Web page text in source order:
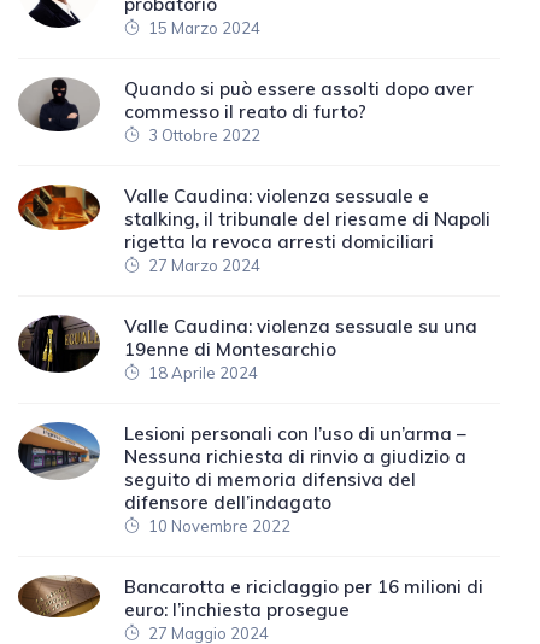
15 Marzo 2024
Quando si può essere assolti dopo aver
commesso il reato di furto?
3 Ottobre 2022
Valle Caudina: violenza sessuale e
stalking, il tribunale del riesame di Napoli
rigetta la revoca arresti domiciliari
27 Marzo 2024
Valle Caudina: violenza sessuale su una
19enne di Montesarchio
18 Aprile 2024
Lesioni personali con l’uso di un’arma –
Nessuna richiesta di rinvio a giudizio a
seguito di memoria difensiva del
difensore dell’indagato
10 Novembre 2022
Bancarotta e riciclaggio per 16 milioni di
euro: l’inchiesta prosegue
27 Maggio 2024